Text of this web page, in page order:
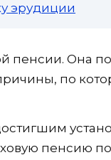
эрудиции
пенсии. Она
по
пенсию по